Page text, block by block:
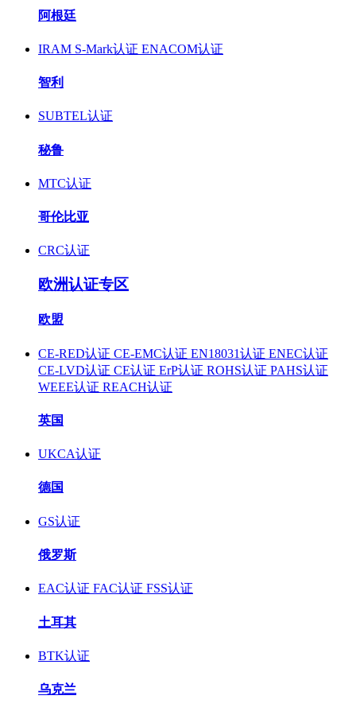
阿根廷
IRAM S-Mark认证 ENACOM认证
智利
SUBTEL认证
秘鲁
MTC认证
哥伦比亚
CRC认证
欧洲认证专区
欧盟
CE-RED认证 CE-EMC认证 EN18031认证 ENEC认证
CE-LVD认证 CE认证 ErP认证 ROHS认证 PAHS认证
WEEE认证 REACH认证
英国
UKCA认证
德国
GS认证
俄罗斯
EAC认证 FAC认证 FSS认证
土耳其
BTK认证
乌克兰